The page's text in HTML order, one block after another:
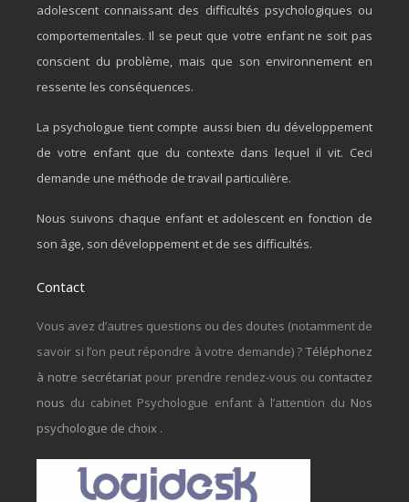
adolescent connaissant des difficultés psychologiques ou
comportementales. Il se peut que votre enfant ne soit pas
conscient du problème, mais que son environnement en
ressente les conséquences.
La psychologue tient compte aussi bien du développement
de votre enfant que du contexte dans lequel il vit. Ceci
demande une méthode de travail particulière.
Nous suivons chaque enfant et adolescent en fonction de
son âge, son développement et de ses difficultés.
Contact
Vous avez d’autres questions ou des doutes (notamment de
savoir si l’on peut répondre à votre demande) ? Téléphonez
à notre secrétariat pour prendre rendez-vous ou contactez
nous du cabinet Psychologue enfant à l’attention du Nos
psychologue de choix .